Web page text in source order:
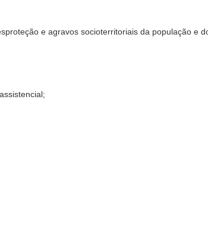
e agravos socioterritoriais da população e